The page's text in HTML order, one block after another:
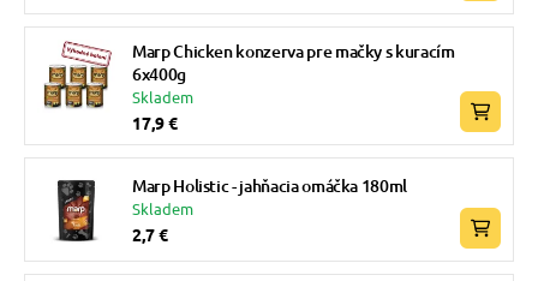
Marp Chicken konzerva pre mačky s kuracím
6x400g
Skladem
17,9 €
Marp Holistic - jahňacia omáčka 180ml
Skladem
2,7 €